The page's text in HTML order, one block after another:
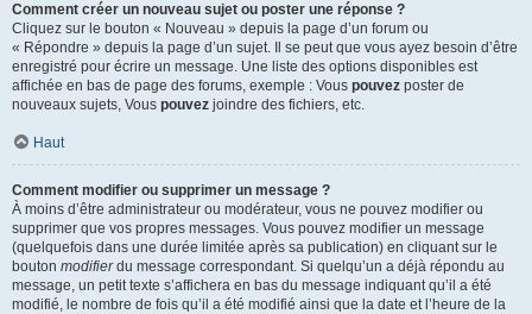
Comment créer un nouveau sujet ou poster une réponse ?
Cliquez sur le bouton « Nouveau » depuis la page d’un forum ou
« Répondre » depuis la page d’un sujet. Il se peut que vous ayez besoin d’être
enregistré pour écrire un message. Une liste des options disponibles est
affichée en bas de page des forums, exemple : Vous pouvez poster de
nouveaux sujets, Vous pouvez joindre des fichiers, etc.
Haut
Comment modifier ou supprimer un message ?
À moins d’être administrateur ou modérateur, vous ne pouvez modifier ou
supprimer que vos propres messages. Vous pouvez modifier un message
(quelquefois dans une durée limitée après sa publication) en cliquant sur le
bouton modifierdu message correspondant. Si quelqu’un a déjà répondu au
message, un petit texte s’affichera en bas du message indiquant qu’il a été
modifié, le nombre de fois qu’il a été modifié ainsi que la date et l’heure de la